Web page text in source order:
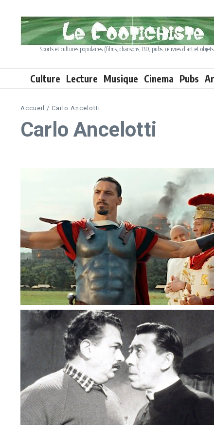
Sports et cultures populaires (films, chansons, BD, pubs, œuvres d'art et
Culture Lecture Musique Cinema Pubs
Accueil / Carlo Ancelotti
Carlo Ancelotti